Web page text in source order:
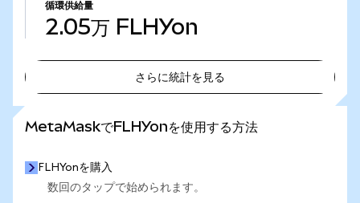
循環供給量
2.05万 FLHYon
さらに統計を見る
MetaMaskでFLHYonを使用する方法
FLHYonを購入
数回のタップで始められます。